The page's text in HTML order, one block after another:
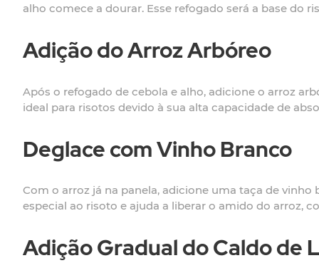
alho comece a dourar. Esse refogado será a base do
Adição do Arroz Arbóreo
Após o refogado de cebola e alho, adicione o arroz
ideal para risotos devido à sua alta capacidade de
Deglace com Vinho Branco
Com o arroz já na panela, adicione uma taça de
especial ao risoto e ajuda a liberar o amido do arroz,
Adição Gradual do Caldo de